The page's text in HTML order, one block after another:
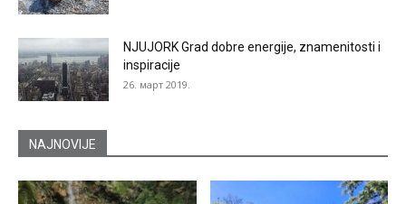
NJUJORK Grad dobre energije, znamenitosti i
inspiracije
26. март 2019.
NAJNOVIJE